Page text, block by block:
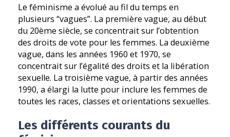
Le féminisme a évolué au fil du temps en
plusieurs “vagues”. La première vague, au début
du 20ème siècle, se concentrait sur l’obtention
des droits de vote pour les femmes. La deuxième
vague, dans les années 1960 et 1970, se
concentrait sur l’égalité des droits et la libération
sexuelle. La troisième vague, à partir des années
1990, a élargi la lutte pour inclure les femmes de
toutes les races, classes et orientations sexuelles.
Les différents courants du